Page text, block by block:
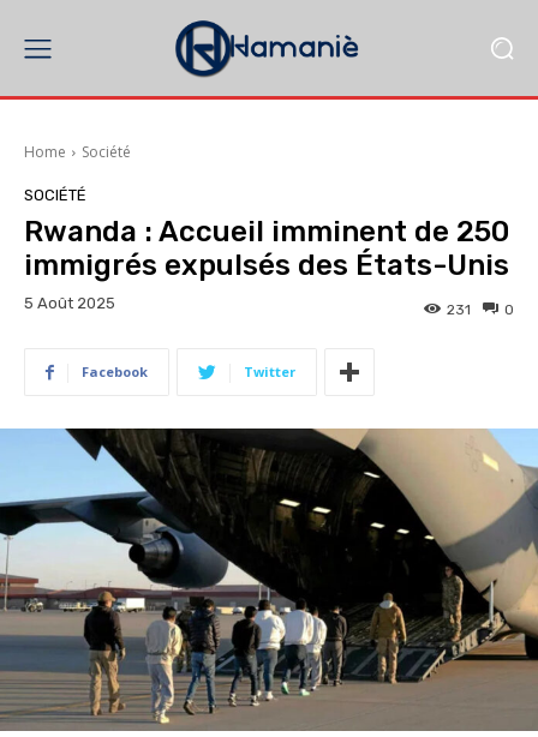
Home Société
SOCIÉTÉ
Rwanda : Accueil imminent de 250
immigrés expulsés des États-Unis
5 Août 2025 0
231
Facebook Twitter